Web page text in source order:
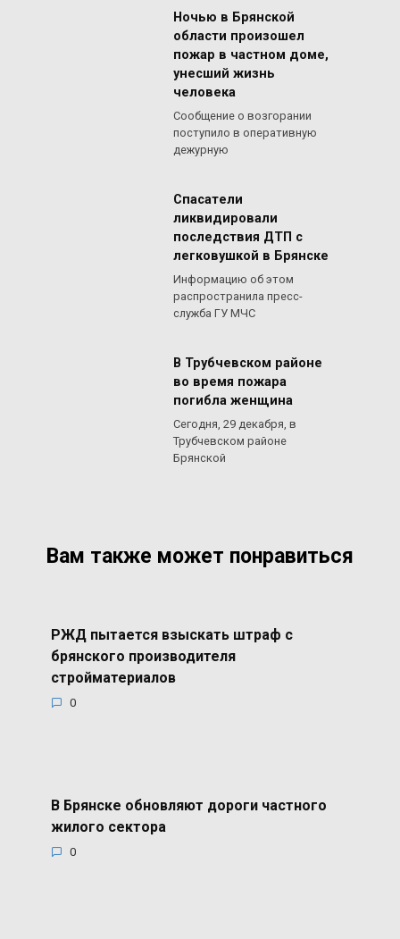
Ночью в Брянской
области произошел
пожар в частном доме,
унесший жизнь
человека
Сообщение о возгорании
поступило в оперативную
дежурную
Спасатели
ликвидировали
последствия ДТП с
легковушкой в Брянске
Информацию об этом
распространила пресс-
служба ГУ МЧС
В Трубчевском районе
во время пожара
погибла женщина
Сегодня, 29 декабря, в
Трубчевском районе
Брянской
Вам также может понравиться
РЖД пытается взыскать штраф с
брянского производителя
стройматериалов
0
В Брянске обновляют дороги частного
жилого сектора
0